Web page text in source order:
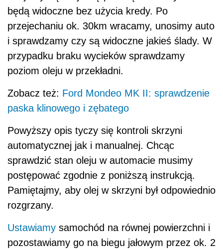
będą widoczne bez użycia kredy. Po
przejechaniu ok. 30km wracamy, unosimy auto
i sprawdzamy czy są widoczne jakieś ślady. W
przypadku braku wycieków sprawdzamy
poziom oleju w przekładni.
Zobacz też: Ford Mondeo MK II: sprawdzenie
paska klinowego i zębatego
Powyższy opis tyczy się kontroli skrzyni
automatycznej jak i manualnej. Chcąc
sprawdzić stan oleju w automacie musimy
postępować zgodnie z poniższą instrukcją.
Pamiętajmy, aby olej w skrzyni był odpowiednio
rozgrzany.
Ustawiamy samochód na równej powierzchni i
pozostawiamy go na biegu jałowym przez ok. 2